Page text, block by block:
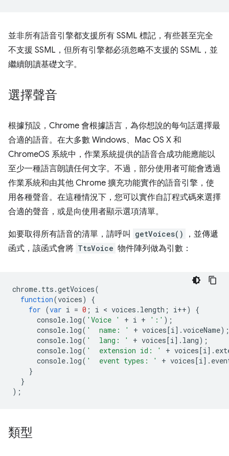
並非所有語音引擎都支援所有 SSML 標記，有些甚至完全
不支援 SSML，但所有引擎都必須忽略不支援的 SSML，並
繼續朗讀基礎文字。
選擇聲音
根據預設，Chrome 會根據語言，為你想說的每句話選擇最
合適的語音。在大多數 Windows、Mac OS X 和
ChromeOS 系統中，作業系統提供的語音合成功能應能以
至少一種語言朗讀任何文字。不過，部分使用者可能會透過
作業系統和由其他 Chrome 擴充功能實作的語音引擎，使
用各種聲音。在這種情況下，您可以實作自訂程式碼來選擇
合適的聲音，或是向使用者顯示選項清單。
如要取得所有語音的清單，請呼叫 getVoices()
，並傳遞
函式，該函式會將 TtsVoice 物件陣列做為引數：
chrome. tts .getVoices(
function(voices)
{
for (var i = 0 ; i < voices . length ; i++)
{
console. log( 'Voice ' + i + ':' );
console. log( '  name: ' + voices[i].voiceName);
console. log( '  lang: ' + voices[i]. lang);
console. log( '  extension id: ' + voices[i].
console. log( '  event types: ' + voices[i].
}
}
);
類型